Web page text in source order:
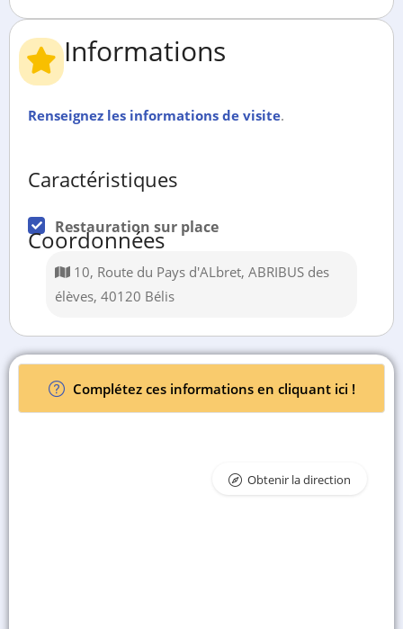
Informations
Renseignez les informations de visite.
Caractéristiques
Restauration sur place
Coordonnées
10, Route du Pays d'ALbret, ABRIBUS des
élèves, 40120 Bélis
Complétez ces informations en cliquant ici !
Obtenir la direction